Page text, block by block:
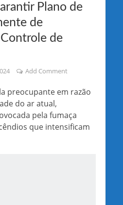
Plano de
de
de
Add Comment
preocupante em razão
do ar atual,
pela fumaça
que intensificam